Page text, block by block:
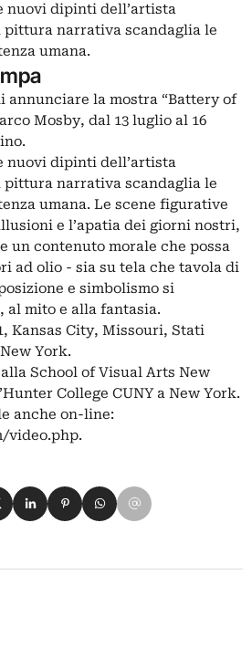
nuovi dipinti dell’artista
pittura narrativa scandaglia le
umana.
annunciare la mostra “Battery of
Mosby, dal 13 luglio al 16
nuovi dipinti dell’artista
pittura narrativa scandaglia le
umana. Le scene figurative
e l’apatia dei giorni nostri,
un contenuto morale che possa
ad olio - sia su tela che tavola di
e simbolismo si
al mito e alla fantasia.
Kansas City, Missouri, Stati
York.
School of Visual Arts New
College CUNY a New York.
anche on-line:
video.php.
su Facebook
su X
Condividi su LinkedIn
Condividi su Pinterest
Condividi su WhatsApp
Condividi su Email